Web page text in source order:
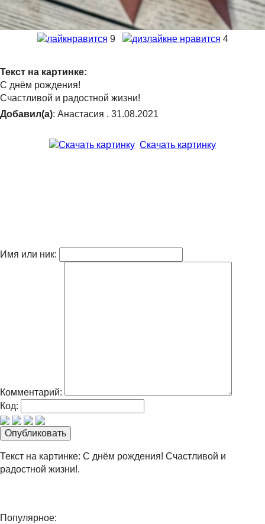
нравится 9 не нравится 4
Текст на картинке:
С днём рождения!
Счастливой и радостной жизни!
Добавил(а): Анастасия . 31.08.2021
Скачать картинку
Имя или ник:
Комментарий:
Код:
Текст на картинке: С днём рождения! Счастливой и
радостной жизни!.
Популярное: